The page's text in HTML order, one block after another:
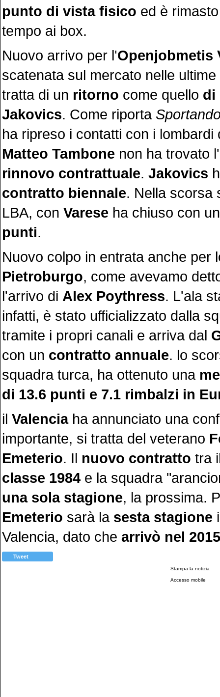
punto di vista fisico ed è
tempo ai box.
Nuovo arrivo per l'Openjobmetis
scatenata sul mercato nelle
tratta di un ritorno come quello di
Jakovics. Come riporta
ha ripreso i contatti con i lombardi
Matteo Tambone non ha trovato
rinnovo contrattuale. Jakovics
contratto biennale. Nella scorsa
LBA, con Varese ha chiuso con
punti.
Nuovo colpo in entrata anche per
Pietroburgo, come avevamo
l'arrivo di Alex Poythress. L'ala
infatti, è stato ufficializzato dalla
tramite i propri canali e arriva dal
con un contratto annuale. lo
squadra turca, ha ottenuto una
di 13.6 punti e 7.1 rimbalzi in
il Valencia ha annunciato una
importante, si tratta del veterano
Emeterio. Il nuovo contratto tra
classe 1984 e la squadra
una sola stagione, la prossima.
Emeterio sarà la sesta stagione
Valencia, dato che arrivò nel 2015
Tweet
Stampa la notizia
Accesso mobile